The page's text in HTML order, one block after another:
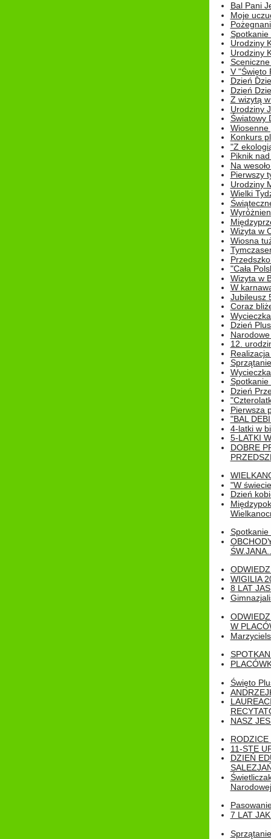
Bal Pani
Moje
Spotkanie
Urodziny
Urodziny
V "Święto
Dzień
Dzień
Z wizytą
Urodziny
Światowy
Wiosenne
Konkurs
"Z
Piknik
Na
Pierwszy
Urodziny
Wielki
Wizyta w
Wiosna
"Cała
Wizyta w
W
Jubileusz
Coraz
Dzień
12.
Spotkanie
Dzień
Pierwsza
"BAL
4-latki w
5-LATKI
DOBRE
"W
Dzień
Spotkanie
WIGILIA
8 LAT
W
Święto
NASZ
RODZICE
11-STE
DZIEŃ
Narodowej
7 LAT